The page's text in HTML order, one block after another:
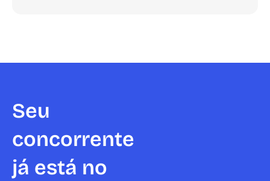
Seu
concorrente
já está no